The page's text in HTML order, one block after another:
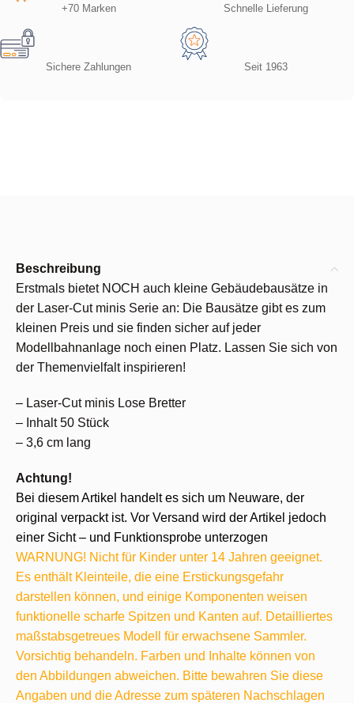
+70 Marken Schnelle Lieferung
Sichere Zahlungen Seit 1963
Beschreibung
Erstmals bietet NOCH auch kleine Gebäudebausätze in
der Laser-Cut minis Serie an: Die Bausätze gibt es zum
kleinen Preis und sie finden sicher auf jeder
Modellbahnanlage noch einen Platz. Lassen Sie sich von
der Themenvielfalt inspirieren!
– Laser-Cut minis Lose Bretter
– Inhalt 50 Stück
– 3,6 cm lang
Achtung!
Bei diesem Artikel handelt es sich um Neuware, der
original verpackt ist. Vor Versand wird der Artikel jedoch
einer Sicht – und Funktionsprobe unterzogen
WARNUNG! Nicht für Kinder unter 14 Jahren geeignet.
Es enthält Kleinteile, die eine Erstickungsgefahr
darstellen können, und einige Komponenten weisen
funktionelle scharfe Spitzen und Kanten auf. Detailliertes
maßstabsgetreues Modell für erwachsene Sammler.
Vorsichtig behandeln. Farben und Inhalte können von
den Abbildungen abweichen. Bitte bewahren Sie diese
Angaben und die Adresse zum späteren Nachschlagen